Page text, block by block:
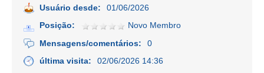
Usuário desde:
01/06/2026
Posição:
Novo Membro
Mensagens/comentários:
0
última visita:
02/06/2026 14:36